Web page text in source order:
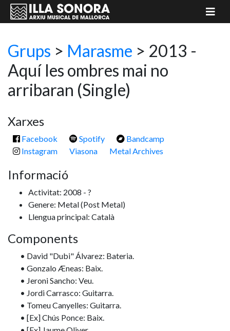
Grups > Marasme > 2013 -
Aquí les ombres mai no
arribaran (Single)
Xarxes
Facebook Spotify
Bandcamp
Instagram
Viasona Metal Archives
Informació
Activitat: 2008 - ?
Genere: Metal(Post Metal)
Llengua principal: Català
Components
• David "Dubi" Álvarez: Bateria.
• Gonzalo Æneas: Baix.
• Jeroni Sancho: Veu.
• Jordi Carrasco: Guitarra.
• Tomeu Canyelles: Guitarra.
• [Ex] Chús Ponce: Baix.